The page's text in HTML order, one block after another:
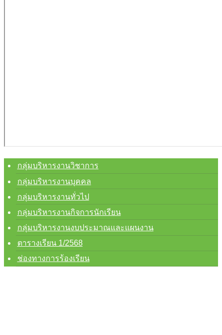
กลุ่มบริหารงานวิชาการ
กลุ่มบริหารงานบุคคล
กลุ่มบริหารงานทั่วไป
กลุ่มบริหารงานกิจการนักเรียน
กลุ่มบริหารงานงบประมาณและแผนงาน
ตารางเรียน 1/2568
ช่องทางการร้องเรียน